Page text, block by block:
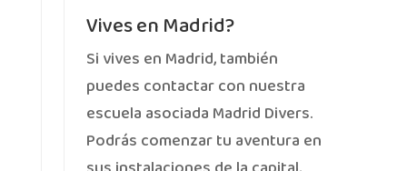
Vives en Madrid?
Si vives en Madrid, también
puedes contactar con nuestra
escuela asociada Madrid Divers.
Podrás comenzar tu aventura en